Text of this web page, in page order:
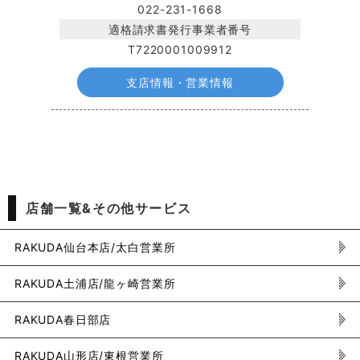
022-231-1668
適格請求書発行事業者番号
T7220001009912
支店情報・営業情報
店舗一覧&その他サービス
RAKUDA仙台本店/太白営業所
RAKUDA土浦店/龍ヶ崎営業所
RAKUDA春日部店
RAKUDA山形店/東根営業所